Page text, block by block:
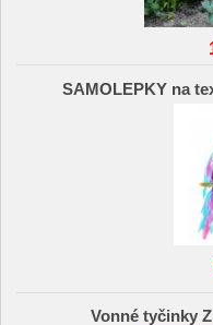
SAMOLEPKY na
Vonné tyčinky